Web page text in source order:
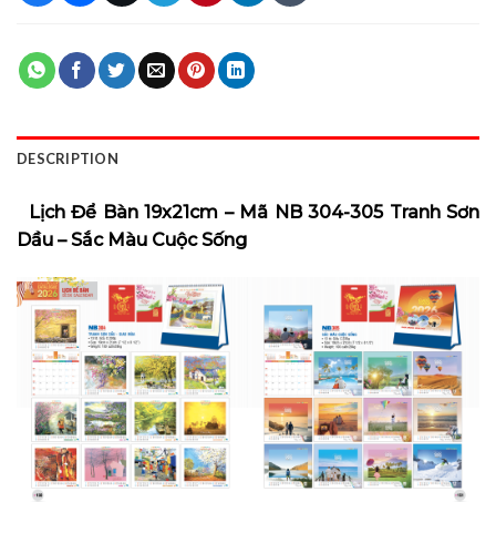
DESCRIPTION
Lịch Để Bàn 19x21cm – Mã NB 304-305 Tranh Sơn
Dầu – Sắc Màu Cuộc Sống